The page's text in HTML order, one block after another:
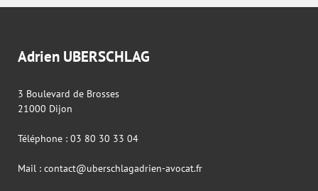
Adrien UBERSCHLAG
3 Boulevard de Brosses
21000 Dijon
Téléphone : 03 80 30 33 04
Mail : contact@uberschlagadrien-avocat.fr